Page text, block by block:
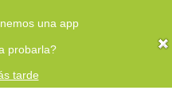
una app
probarla?
tarde